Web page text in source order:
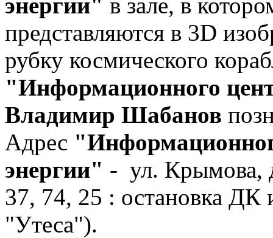
представляются в 3D
рубку космического
"Информационного
Владимир Шабанов
Адрес
энергии" - ул. Крымова,
37, 74, 25 : остановка ДК
"Утеса").